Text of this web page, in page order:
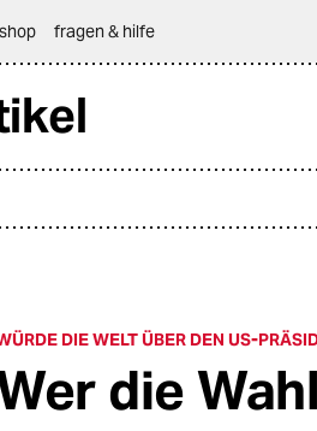
shop fragen & hilfe
DIE WELT ÜBER DEN US-
die